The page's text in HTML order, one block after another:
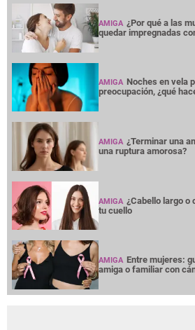
AMIGA ¿Por qué a las
quedar impregnadas
AMIGA Noches en vela
preocupación, ¿qué
AMIGA ¿Terminar una
una ruptura amorosa?
AMIGA ¿Cabello largo o
tu cuello
AMIGA Entre mujeres:
amiga o familiar con